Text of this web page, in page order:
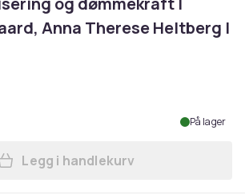
Anna Therese Heltberg |
På lager
Legg Data, digitalisering
Legg i handlekurv